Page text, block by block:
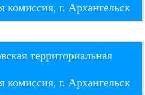
комиссия, г. Архангельск
территориальная
комиссия, г. Архангельск